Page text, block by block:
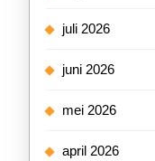
juli 2026
juni 2026
mei 2026
april 2026